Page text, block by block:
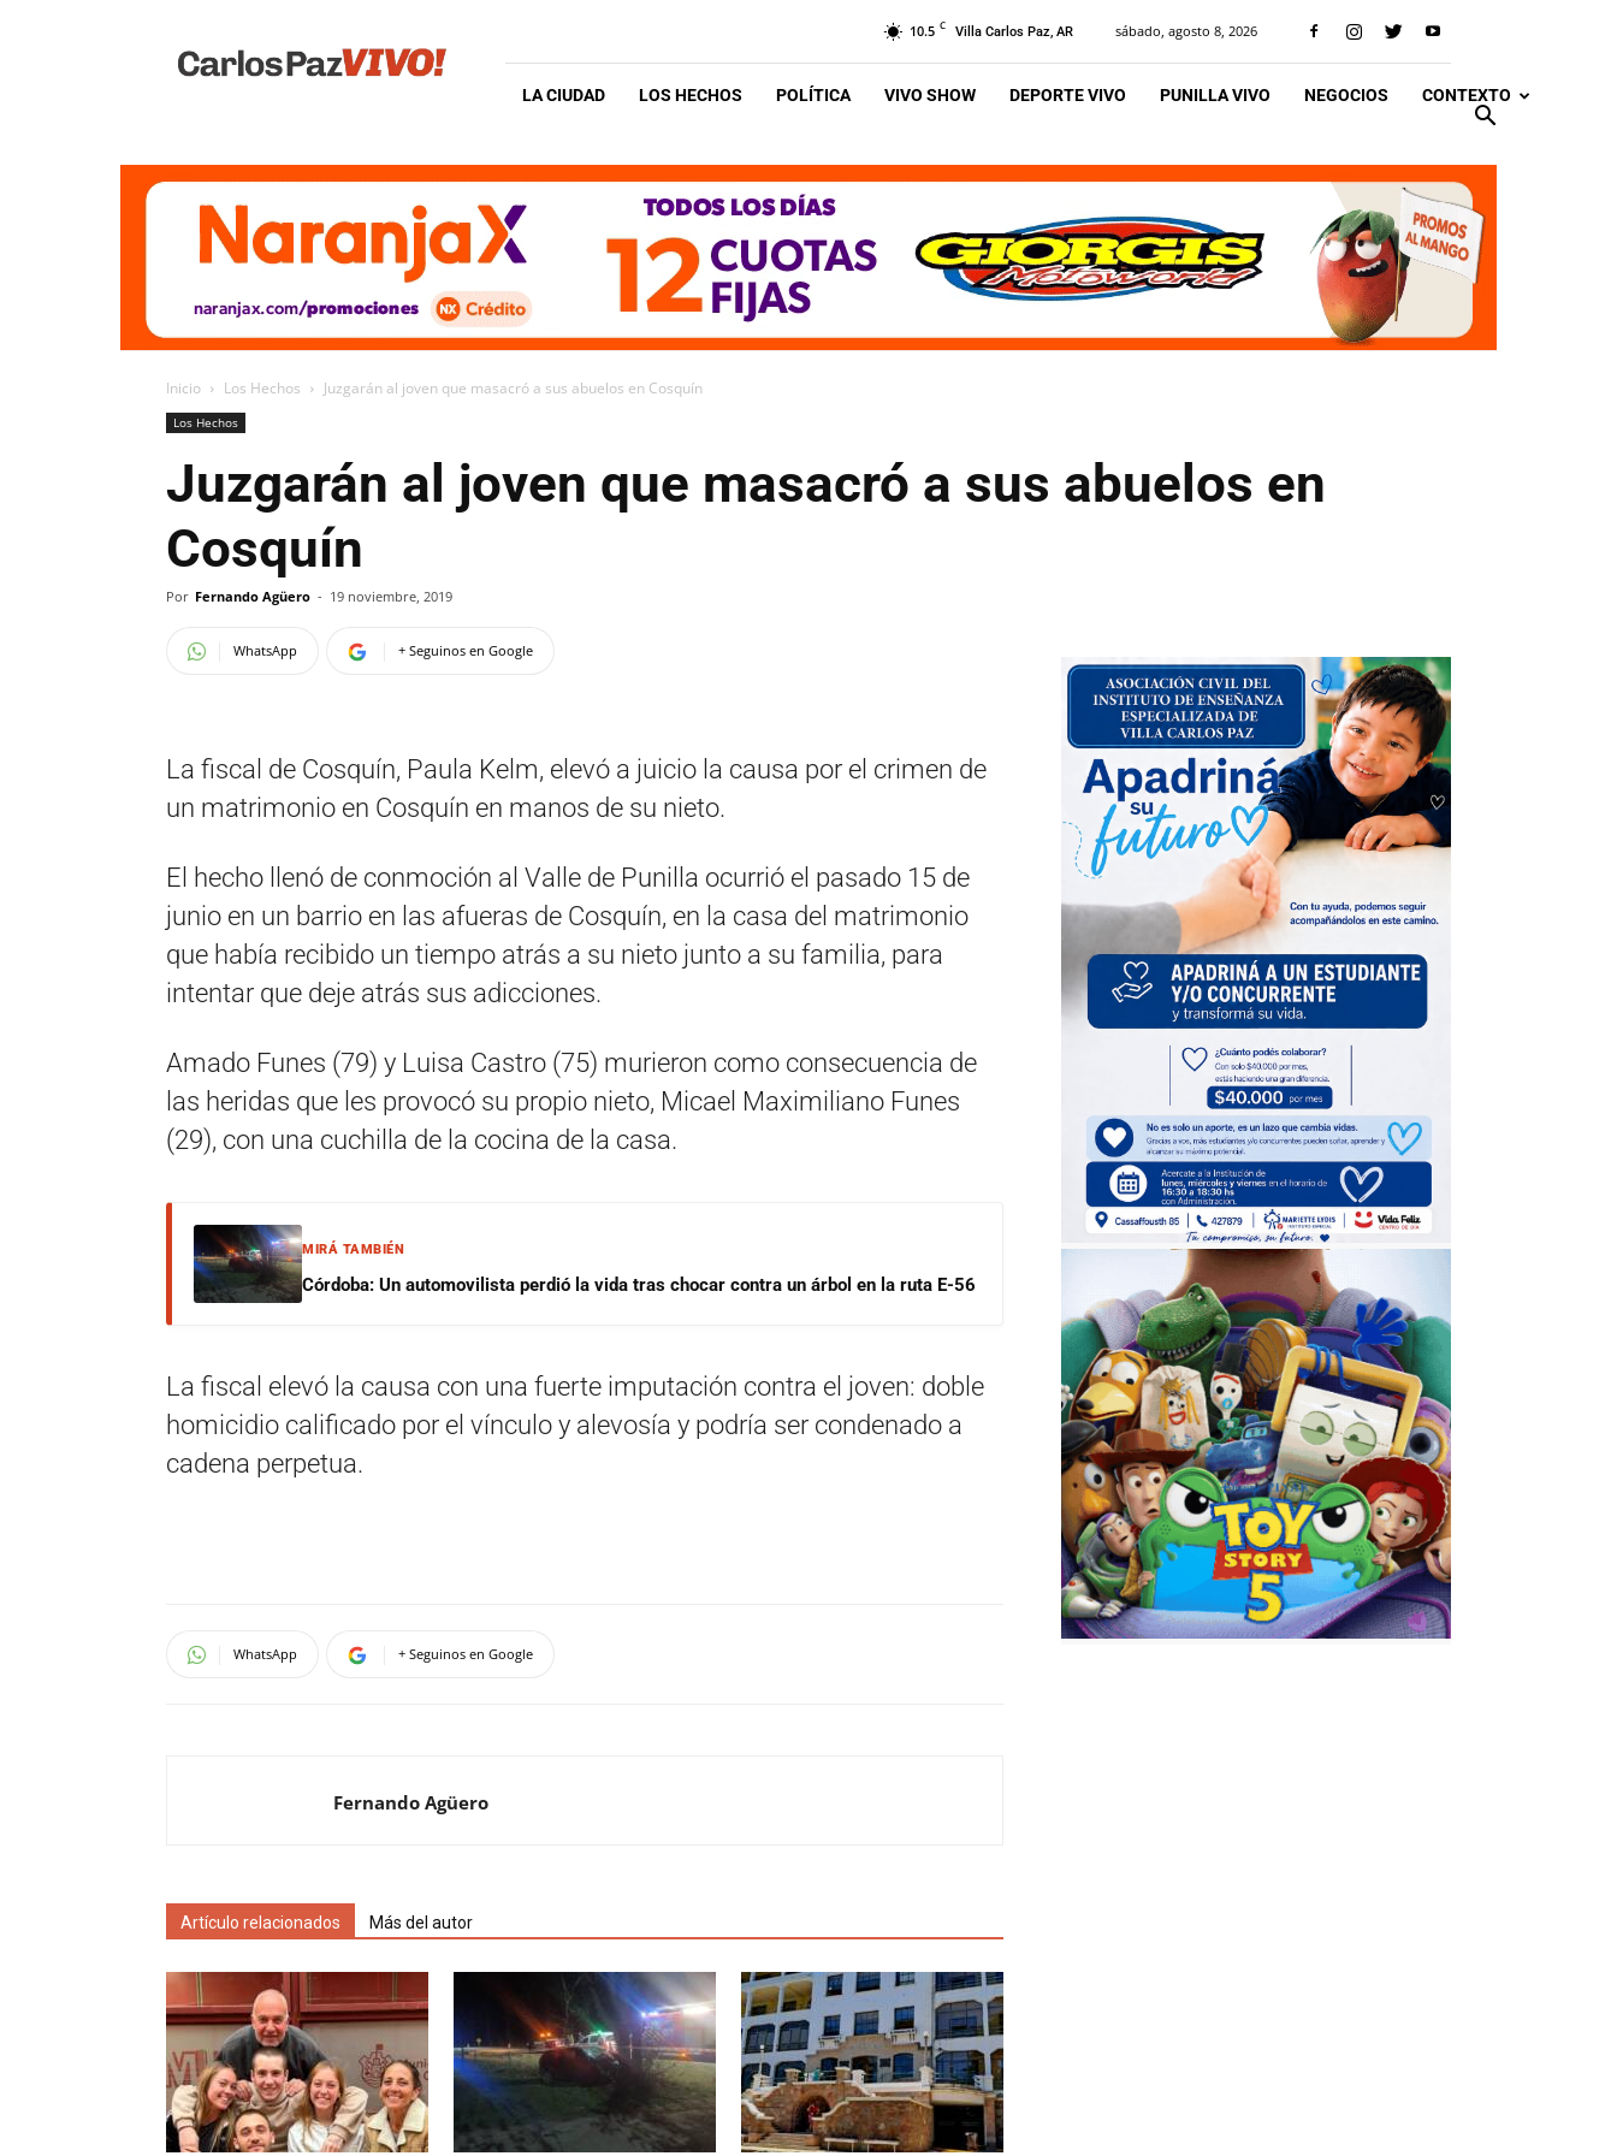
Vivo
10.5 C Villa Carlos Paz, AR sábado, agosto 8, 2026
LA CIUDAD LOS HECHOS POLÍTICA VIVO SHOW DEPORTE VIVO PUNILLA VIVO NEGOCIOS CONTEXTO
Inicio Los Hechos Juzgarán al joven que masacró a sus abuelos en Cosquín
Los Hechos
Juzgarán al joven que masacró a sus abuelos en
Cosquín
Por Fernando Agüero - 19 noviembre, 2019
WhatsApp + Seguinos en Google
La fiscal de Cosquín, Paula Kelm, elevó a juicio la causa por el crimen de
un matrimonio en Cosquín en manos de su nieto.
El hecho llenó de conmoción al Valle de Punilla ocurrió el pasado 15 de
junio en un barrio en las afueras de Cosquín, en la casa del matrimonio
que había recibido un tiempo atrás a su nieto junto a su familia, para
intentar que deje atrás sus adicciones.
Amado Funes (79) y Luisa Castro (75) murieron como consecuencia de
las heridas que les provocó su propio nieto, Micael Maximiliano Funes
(29), con una cuchilla de la cocina de la casa.
MIRÁ TAMBIÉN
Córdoba: Un automovilista perdió la vida tras chocar contra un árbol en la ruta E-56
La fiscal elevó la causa con una fuerte imputación contra el joven: doble
homicidio calificado por el vínculo y alevosía y podría ser condenado a
cadena perpetua.
WhatsApp + Seguinos en Google
Fernando Agüero
Artículo relacionados Más del autor